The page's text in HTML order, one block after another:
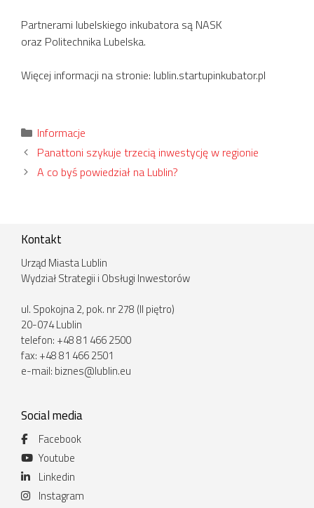
Partnerami lubelskiego inkubatora są NASK
oraz Politechnika Lubelska.
Więcej informacji na stronie: lublin.startupinkubator.pl
Kategorie
Informacje
Panattoni szykuje trzecią inwestycję w regionie
A co byś powiedział na Lublin?
Kontakt
Urząd Miasta Lublin
Wydział Strategii i Obsługi Inwestorów
ul. Spokojna 2, pok. nr 278 (II piętro)
20-074 Lublin
telefon: +48 81 466 2500
fax: +48 81 466 2501
e-mail: biznes@lublin.eu
Social media
Facebook
Youtube
Linkedin
Instagram